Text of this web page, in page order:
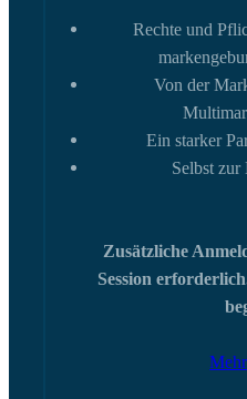
Rechte und
Von der
Ein starker
Selbst
Zusätzliche
Session